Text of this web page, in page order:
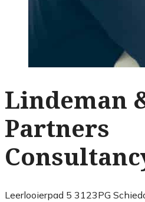
Lindeman
Partners
Leerlooierpad 5 3123PG